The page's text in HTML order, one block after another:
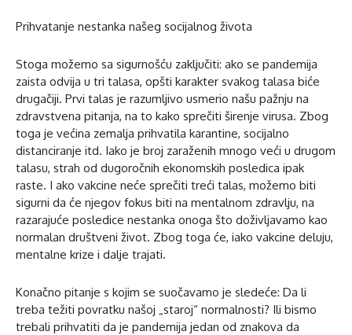
Prihvatanje nestanka našeg socijalnog života
Stoga možemo sa sigurnošću zaključiti: ako se pandemija
zaista odvija u tri talasa, opšti karakter svakog talasa biće
drugačiji. Prvi talas je razumljivo usmerio našu pažnju na
zdravstvena pitanja, na to kako sprečiti širenje virusa. Zbog
toga je većina zemalja prihvatila karantine, socijalno
distanciranje itd. Iako je broj zaraženih mnogo veći u drugom
talasu, strah od dugoročnih ekonomskih posledica ipak
raste. I ako vakcine neće sprečiti treći talas, možemo biti
sigurni da će njegov fokus biti na mentalnom zdravlju, na
razarajuće posledice nestanka onoga što doživljavamo kao
normalan društveni život. Zbog toga će, iako vakcine deluju,
mentalne krize i dalje trajati.
Konačno pitanje s kojim se suočavamo je sledeće: Da li
treba težiti povratku našoj „staroj“ normalnosti? Ili bismo
trebali prihvatiti da je pandemija jedan od znakova da